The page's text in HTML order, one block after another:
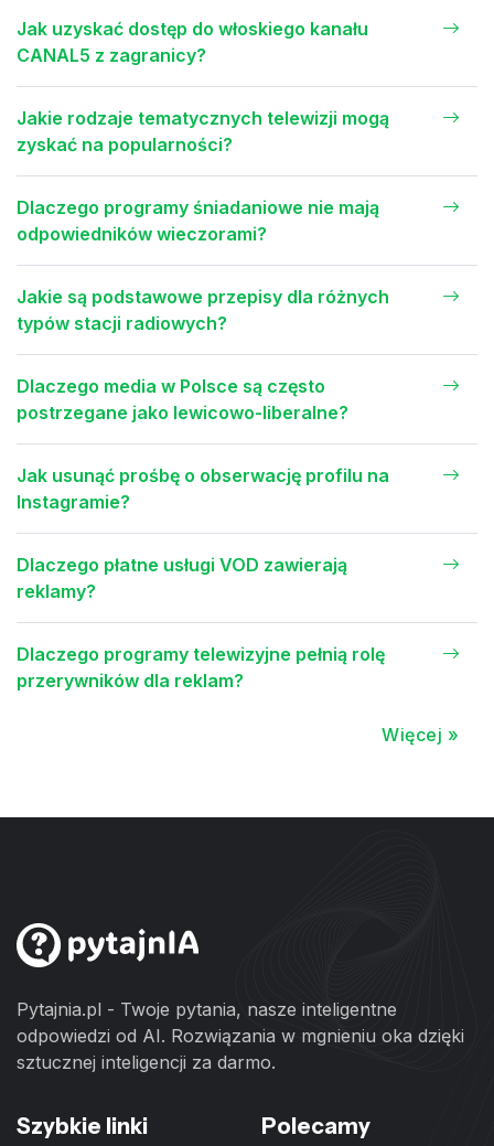
Jak uzyskać dostęp do włoskiego kanału
CANAL5 z zagranicy?
Jakie rodzaje tematycznych telewizji mogą
zyskać na popularności?
Dlaczego programy śniadaniowe nie mają
odpowiedników wieczorami?
Jakie są podstawowe przepisy dla różnych
typów stacji radiowych?
Dlaczego media w Polsce są często
postrzegane jako lewicowo-liberalne?
Jak usunąć prośbę o obserwację profilu na
Instagramie?
Dlaczego płatne usługi VOD zawierają
reklamy?
Dlaczego programy telewizyjne pełnią rolę
przerywników dla reklam?
Więcej »
Pytajnia.pl - Twoje pytania, nasze inteligentne
odpowiedzi od AI. Rozwiązania w mgnieniu oka dzięki
sztucznej inteligencji za darmo.
Szybkie linki Polecamy